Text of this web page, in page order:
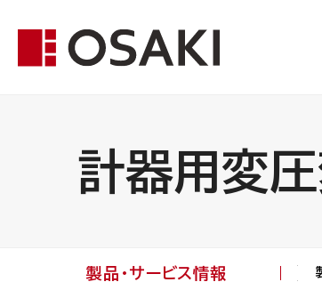
計器用変
製品・サービス情報